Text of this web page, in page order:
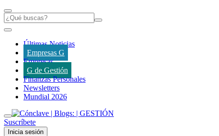
Últimas Noticias
Empresas G
Empresas
G de Gestión
Finanzas Personales
Newsletters
Mundial 2026
Suscríbete
Inicia sesión